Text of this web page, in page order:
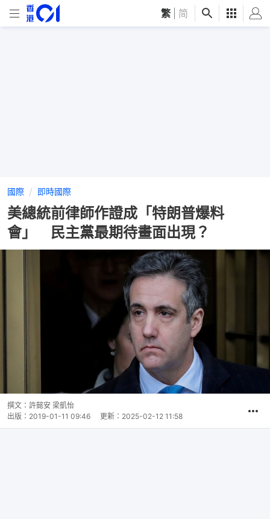
繁 简
國際 即時國際
美總統前律師作證成「特朗普爆料
會」 民主黨最期待畫面出現？
撰文： 許懿安 梁凱怡
出版： 2019-01-11 09:46 更新： 2025-02-12 11:58